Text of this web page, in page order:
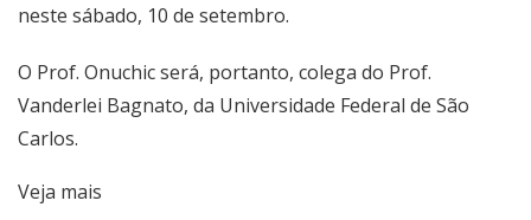
neste sábado, 10 de setembro.
O Prof. Onuchic será, portanto, colega do Prof.
Vanderlei Bagnato, da Universidade Federal de São
Carlos.
Veja mais